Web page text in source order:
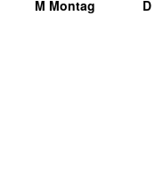
M Montag D